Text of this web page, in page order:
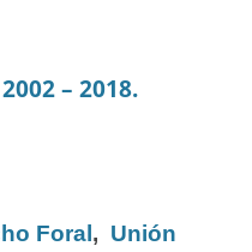
– 2018.
Foral , Unión